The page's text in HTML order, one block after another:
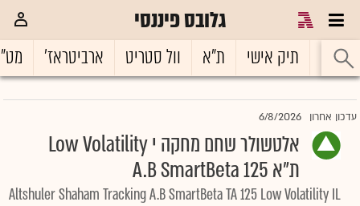
גלובס פיננסי
ראשי תיק אישי ת"א וול סטריט ארביטראז'
עדכון אחרון 6/8/2026
אלטשולר שחם מחקה י Low Volatility
ת"א 125 A.B SmartBeta
Altshuler Shaham Tracking A.B SmartBeta TA 125 Low Volatility IL